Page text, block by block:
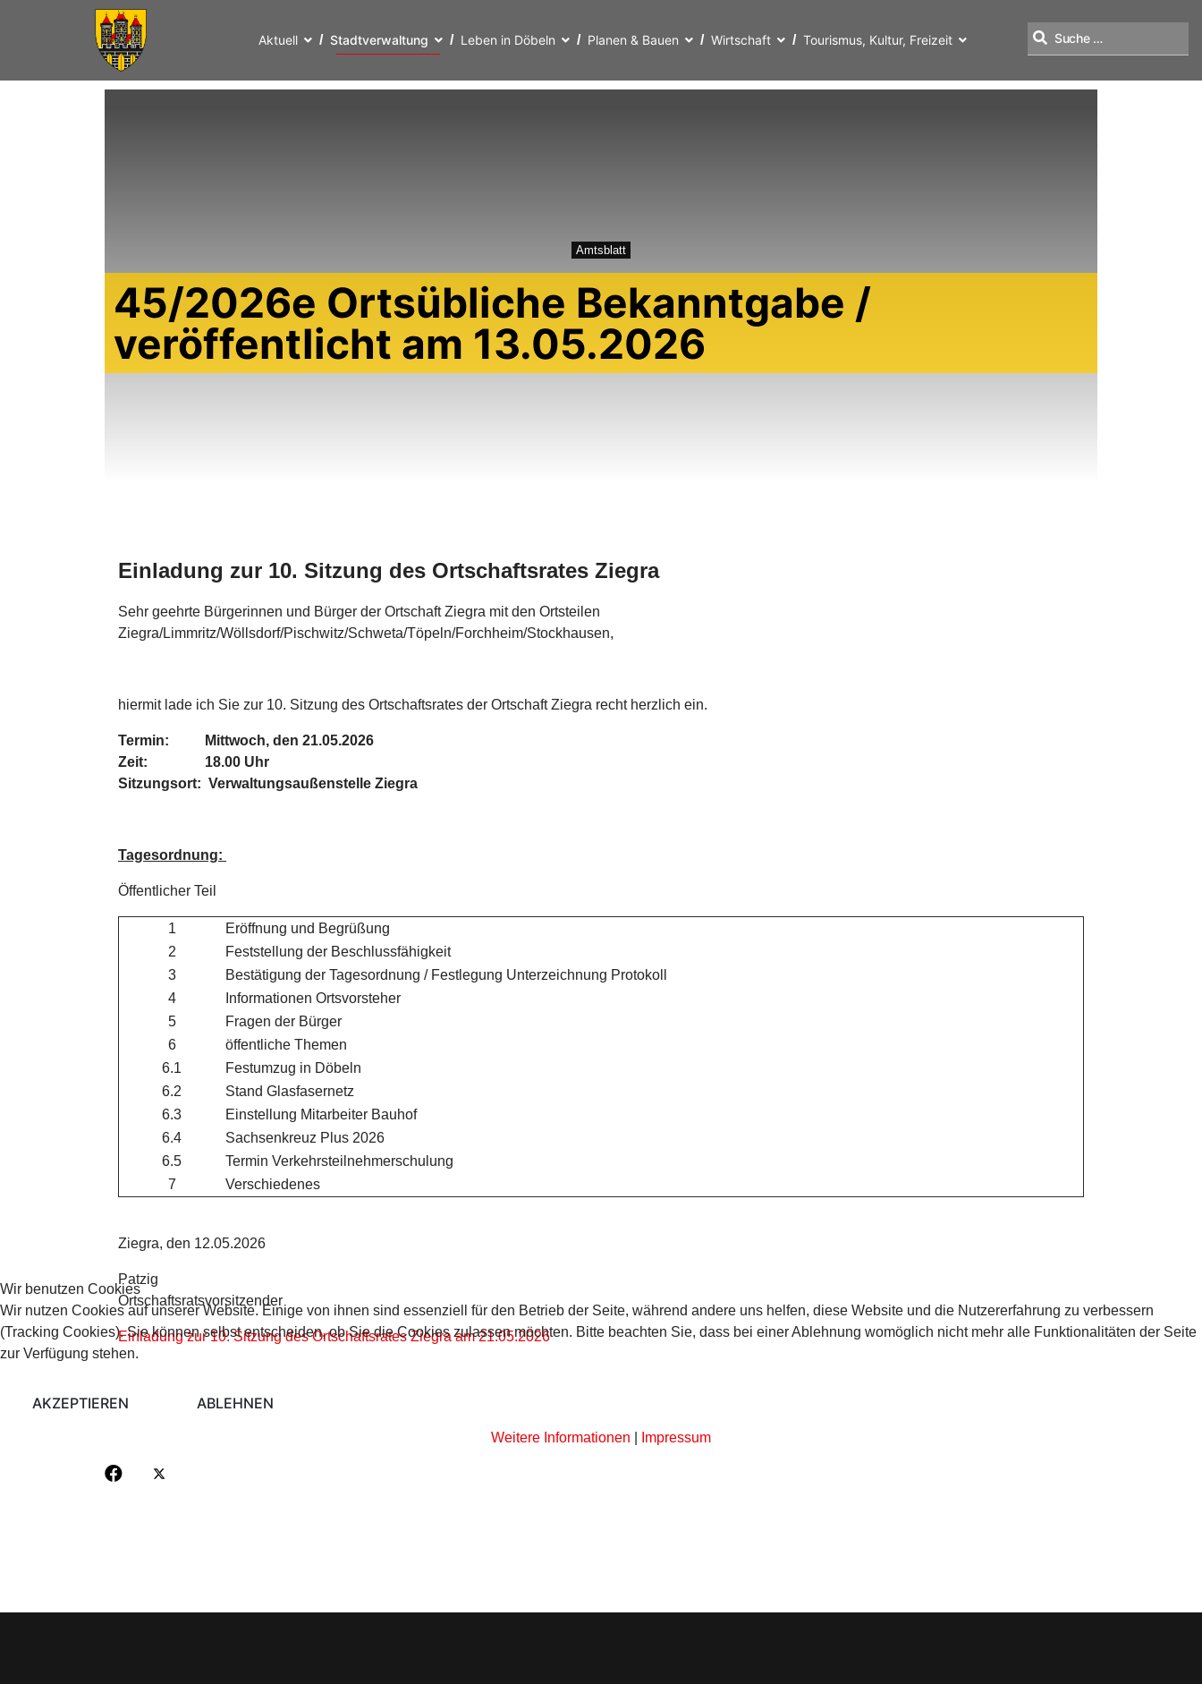
Aktuell Stadtverwaltung Leben in Döbeln Planen & Bauen Wirtschaft Tourismus, Kultur, Freizeit
Amtsblatt
45/2026e Ortsübliche Bekanntgabe /
veröffentlicht am 13.05.2026
Einladung zur 10. Sitzung des Ortschaftsrates Ziegra
Sehr geehrte Bürgerinnen und Bürger der Ortschaft Ziegra mit den Ortsteilen
Ziegra/Limmritz/Wöllsdorf/Pischwitz/Schweta/Töpeln/Forchheim/Stockhausen,
hiermit lade ich Sie zur 10. Sitzung des Ortschaftsrates der Ortschaft Ziegra recht herzlich ein.
Termin: Mittwoch, den 21.05.2026
Zeit: 18.00 Uhr
Sitzungsort: Verwaltungsaußenstelle Ziegra
Tagesordnung:
Öffentlicher Teil
1
Eröffnung und Begrüßung
2
Feststellung der Beschlussfähigkeit
3
Bestätigung der Tagesordnung / Festlegung Unterzeichnung Protokoll
4
Informationen Ortsvorsteher
5
Fragen der Bürger
6
öffentliche Themen
6.1
Festumzug in Döbeln
6.2
Stand Glasfasernetz
6.3
Einstellung Mitarbeiter Bauhof
6.4
Sachsenkreuz Plus 2026
6.5
Termin Verkehrsteilnehmerschulung
7
Verschiedenes
Ziegra, den 12.05.2026
Patzig
Ortschaftsratsvorsitzender
Einladung zur 10. Sitzung des Ortschaftsrates Ziegra am 21.05.2026
Wir benutzen Cookies
Wir nutzen Cookies auf unserer Website. Einige von ihnen sind essenziell für den Betrieb der Seite, während andere uns helfen, diese Website und die Nutzererfahrung zu verbessern
(Tracking Cookies). Sie können selbst entscheiden, ob Sie die Cookies zulassen möchten. Bitte beachten Sie, dass bei einer Ablehnung womöglich nicht mehr alle Funktionalitäten der Seite
zur Verfügung stehen.
AKZEPTIEREN ABLEHNEN
Weitere Informationen Impressum